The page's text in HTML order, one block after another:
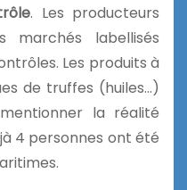
. Les producteurs
marchés labellisés
Les produits à
de truffes (huiles…)
la réalité
4 personnes ont été